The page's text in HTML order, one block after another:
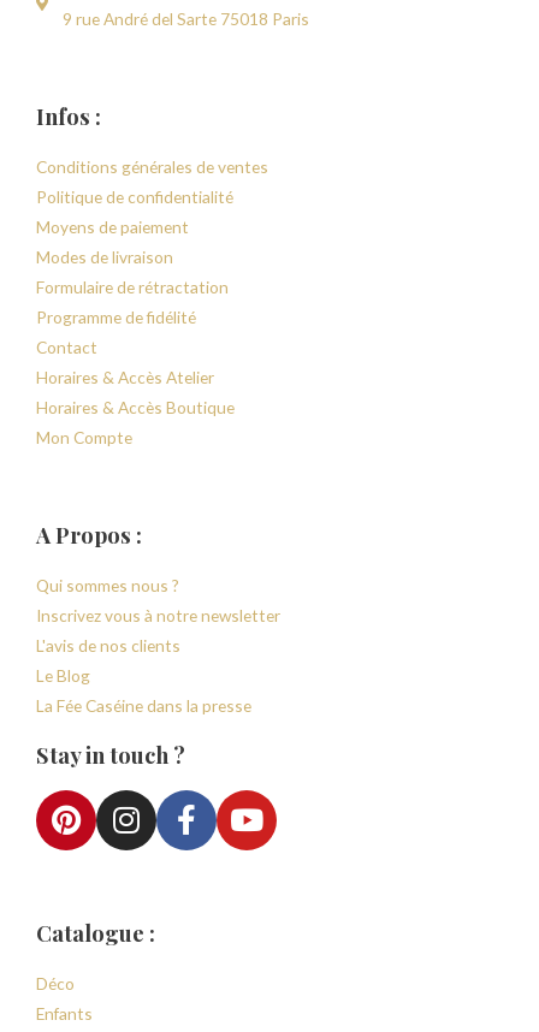
9 rue André del Sarte 75018 Paris
Infos :
Conditions générales de ventes
Politique de confidentialité
Moyens de paiement
Modes de livraison
Formulaire de rétractation
Programme de fidélité
Contact
Horaires & Accès Atelier
Horaires & Accès Boutique
Mon Compte
A Propos :
Qui sommes nous ?
Inscrivez vous à notre newsletter
L'avis de nos clients
Le Blog
La Fée Caséine dans la presse
Stay in touch ?
Catalogue :
Déco
Enfants